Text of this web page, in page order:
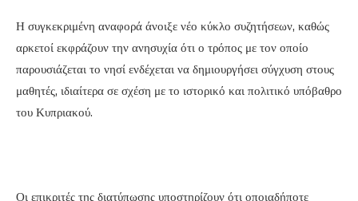
Η συγκεκριμένη αναφορά άνοιξε νέο κύκλο συζητήσεων, καθώς
αρκετοί εκφράζουν την ανησυχία ότι ο τρόπος με τον οποίο
παρουσιάζεται το νησί ενδέχεται να δημιουργήσει σύγχυση στους
μαθητές, ιδιαίτερα σε σχέση με το ιστορικό και πολιτικό υπόβαθρο
του Κυπριακού.
Οι επικριτές της διατύπωσης υποστηρίζουν ότι οποιαδήποτε